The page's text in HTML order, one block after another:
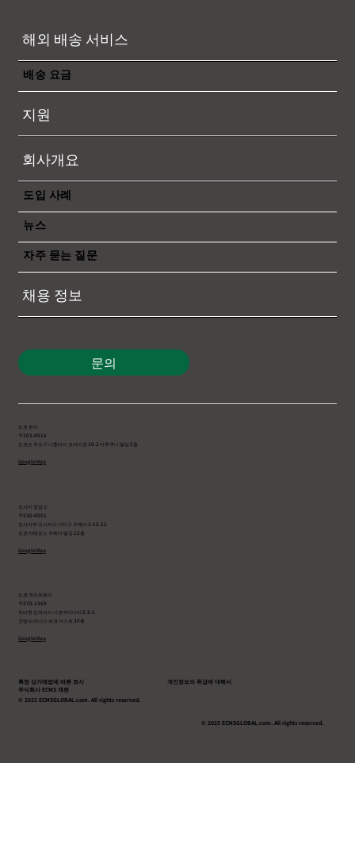
해외 배송 서비스
배송 요금
지원
회사개요
도입 사례
뉴스
자주 묻는 질문
채용 정보
문의
도쿄 본사
〒103-0016
도쿄도 주오구 니혼바시 코아미초 10-2 마루쿠니 빌딩 5층
Google Map
오사카 영업소
〒530-0001
오사카부 오사카시 기타구 우메다 1-12-12
도쿄 타테모노 우메다 빌딩 12층
Google Map
도쿄 게이트웨이
〒270-1369
치바현 인자이시 시코쿠미나미 5-3-1
굿맨 비즈니스 파크 이스트 3F-B
Google Map
특정 상거래법에 따른 표시
개인정보의 취급에 대해서
주식회사 ECMS 재팬
© 2025 ECMSGLOBAL.com. All rights reserved.
© 2025 ECMSGLOBAL.com. All rights reserved.